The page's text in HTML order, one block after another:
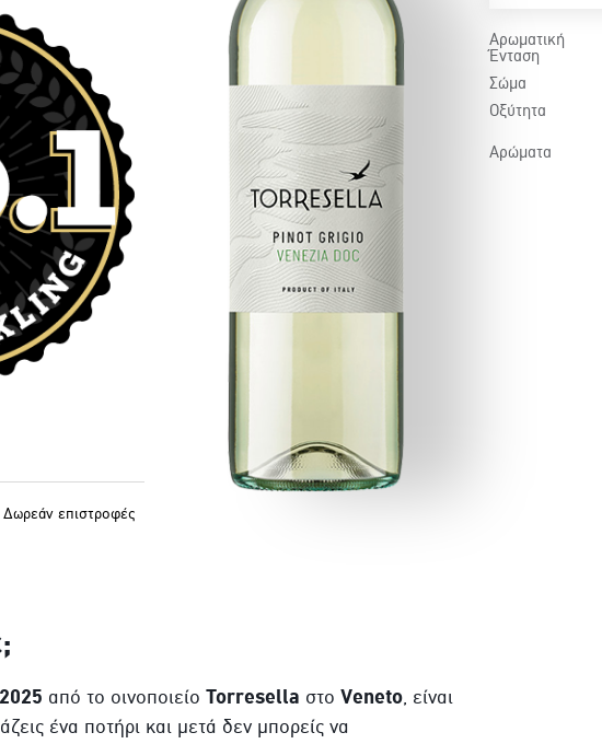
Δωρεάν επιστροφές
από το οινοποιείο Torresella στο Veneto, είναι
ένα ποτήρι και μετά δεν μπορείς να
Αρωματική
Ένταση
Σώμα
Οξύτητα
Αρώματα